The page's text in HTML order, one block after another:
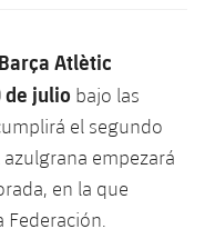
Barça Atlètic
de julio bajo las
el segundo
empezará
en la que